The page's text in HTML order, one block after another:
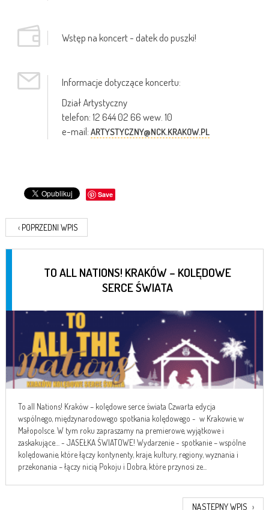
Wstęp na koncert - datek do puszki!
Informacje dotyczące koncertu:
Dział Artystyczny
telefon: 12 644 02 66 wew. 10
e-mail: ARTYSTYCZNY@NCK.KRAKOW.PL
Save
‹ POPRZEDNI WPIS
TO ALL NATIONS! KRAKÓW – KOLĘDOWE
SERCE ŚWIATA
To all Nations! Kraków – kolędowe serce świata Czwarta edycja
wspólnego, międzynarodowego spotkania kolędowego - w Krakowie, w
Małopolsce. W tym roku zapraszamy na premierowe, wyjątkowe i
zaskakujące… - JASEŁKA ŚWIATOWE! Wydarzenie - spotkanie – wspólne
kolędowanie, które łączy kontynenty, kraje, kultury, regiony, wyznania i
przekonania – łączy nicią Pokoju i Dobra, które przynosi ze...
NASTĘPNY WPIS ›